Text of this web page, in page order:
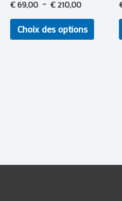
€69,00 – € 210,00
Choix des options
du